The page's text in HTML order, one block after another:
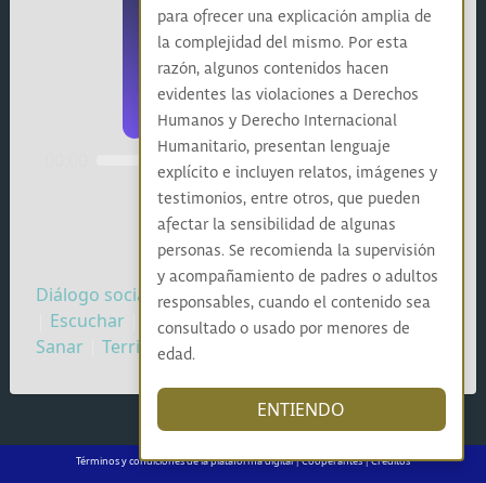
Diálogo social |Mujer|Comunidad |Diversidad
Escuchar Futuro|Memoria|Resistencia|
Sanar
Territorio|
Términos y condiciones de la plataforma digital|Cooperantes|Créditos
para ofrecer una explicación amplia de
la complejidad del mismo. Por esta
razón, algunos contenidos hacen
evidentes las violaciones a Derechos
Humanos y Derecho Internacional
Humanitario, presentan lenguaje
explícito e incluyen relatos, imágenes y
testimonios, entre otros, que pueden
afectar la sensibilidad de algunas
personas. Se recomienda la supervisión
y acompañamiento de padres o adultos
responsables, cuando el contenido sea
consultado o usado por menores de
edad.
ENTIENDO